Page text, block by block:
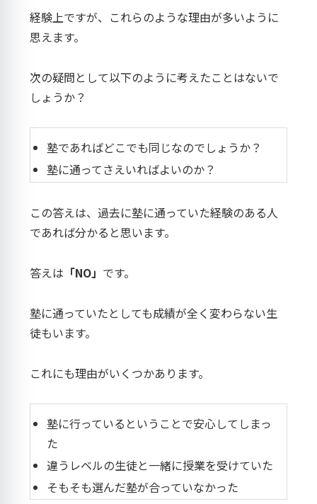
経験上ですが、これらのような理由が多いように
思えます。
次の疑問として以下のように考えたことはないで
しょうか？
塾であればどこでも同じなのでしょうか？
塾に通ってさえいればよいのか？
この答えは、過去に塾に通っていた経験のある人
であれば分かると思います。
答えは 「NO」 です。
塾に通っていたとしても成績が全く変わらない生
徒もいます。
これにも理由がいくつかあります。
塾に行っているということで安心してしまっ
た
違うレベルの生徒と一緒に授業を受けていた
そもそも選んだ塾が合っていなかった